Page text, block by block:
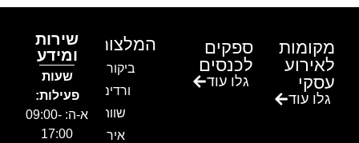
מקומות
לאירוע
עסקי
גלו עוד
ספקים
לכנסים
גלו עוד
המלצות
ביקור בגן
ורדים –
שווה!!
אירוע
שירות
ומידע
שעות
פעילות:
א-ה: 09:00-
17:00